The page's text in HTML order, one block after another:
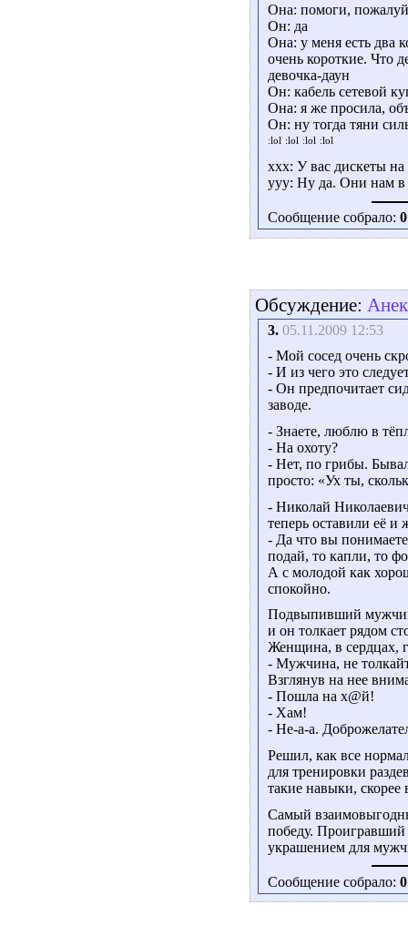
Она: помоги,
Он: да
Она: у меня есть два
очень короткие. Что
девочка-даун
Он: кабель сетевой
Она: я же просила,
Он: ну тогда тяни
xxx: У вас дискеты
yyy: Ну да. Они нам в
Сообщение собрало: 0
Обсуждение:
3. 05.11.2009 12:53
- Мой сосед очень
- И из чего это
- Он предпочитает
заводе.
- Знаете, люблю в
- На охоту?
- Нет, по грибы.
просто: «Ух ты,
- Николай
теперь оставили её
- Да что вы
подай, то капли, то
А с молодой как
спокойно.
Подвыпивший
и он толкает рядом
Женщина, в сердцах,
- Мужчина, не
Взглянув на нее
- Пошла на х@й!
- Хам!
- Не-а-а.
Решил, как все
для тренировки
такие навыки, скорее
Самый
победу.
украшением для
Сообщение собрало: 0